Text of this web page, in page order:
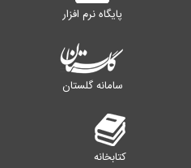
پایگاه نرم افزار
سامانه گلستان
کتابخانه